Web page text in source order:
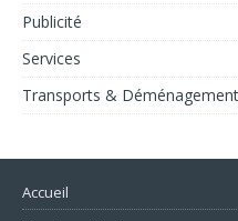
Publicité
Services
Transports & Déménagement
Accueil